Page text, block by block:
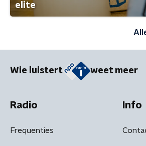
elite
Wie luistert weet meer
Radio
Frequenties
Info